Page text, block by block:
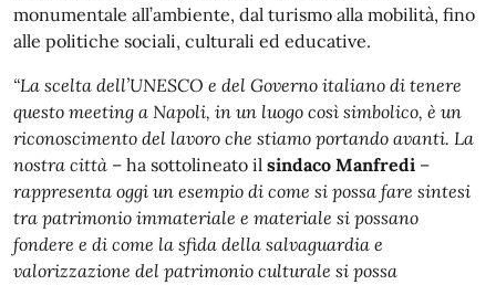
monumentale all’ambiente, dal turismo alla mobilità, fino
alle politiche sociali, culturali ed educative.
“La scelta dell’UNESCO e del Governo italiano di tenere
questo meeting a Napoli, in un luogo così simbolico, è un
riconoscimento del lavoro che stiamo portando avanti. La
nostra città – ha sottolineato il sindaco Manfredi –
rappresenta oggi un esempio di come si possa fare sintesi
tra patrimonio immateriale e materiale si possano
fondere e di come la sfida della salvaguardia e
valorizzazione del patrimonio culturale si possa